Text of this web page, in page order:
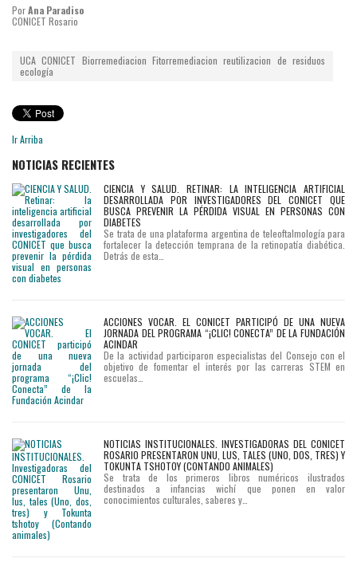
PorAna Paradiso
CONICET Rosario
UCA CONICET Biorremediacion Fitorremediacion reutilizacion de residuos
ecología
Ir Arriba
NOTICIAS RECIENTES
CIENCIA Y SALUD. RETINAR: LA INTELIGENCIA ARTIFICIAL
DESARROLLADA POR INVESTIGADORES DEL CONICET QUE
BUSCA PREVENIR LA PÉRDIDA VISUAL EN PERSONAS CON
DIABETES
Se trata de una plataforma argentina de teleoftalmología para
fortalecer la detección temprana de la retinopatía diabética.
Detrás de esta…
ACCIONES VOCAR. EL CONICET PARTICIPÓ DE UNA NUEVA
JORNADA DEL PROGRAMA “¡CLIC! CONECTA” DE LA FUNDACIÓN
ACINDAR
De la actividad participaron especialistas del Consejo con el
objetivo de fomentar el interés por las carreras STEM en
escuelas…
NOTICIAS INSTITUCIONALES. INVESTIGADORAS DEL CONICET
ROSARIO PRESENTARON UNU, LUS, TALES (UNO, DOS, TRES) Y
TOKUNTA TSHOTOY (CONTANDO ANIMALES)
Se trata de los primeros libros numéricos ilustrados
destinados a infancias wichí que ponen en valor
conocimientos culturales, saberes y…